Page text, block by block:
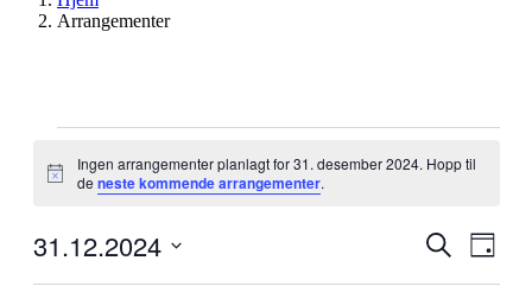
Arrangementer
den
2024
Merknad
Ingen arrangementer planlagt for 31. desember 2024. Hopp til
deneste kommende arrangementer.
Søk
Dag
31.12.2024